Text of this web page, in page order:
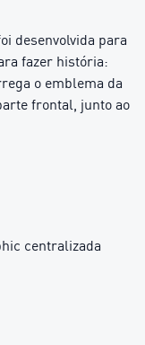
desenvolvida para
fazer história:
o emblema da
frontal, junto ao
centralizada